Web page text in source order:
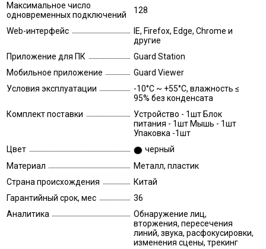
Максимальное число
одновременных подключений
128
Web-интерфейс
IE, Firefox, Edge, Chrome и
другие
Приложение для ПК
Guard Station
Мобильное приложение
Guard Viewer
Условия эксплуатации
-10°C ~ +55°C, влажность ≤
95% без конденсата
Комплект поставки
Устройство - 1шт Блок
питания - 1шт Мышь - 1шт
Упаковка -1шт
Цвет
черный
Материал
Металл, пластик
Страна происхождения
Китай
Гарантийный срок, мес
36
Аналитика
Обнаружение лиц,
вторжения, пересечения
линий, звука, расфокусировки,
изменения сцены, трекинг